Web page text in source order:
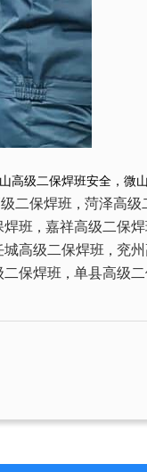
高级二保焊班安全，微
二保焊班 ， 菏泽高级
焊班 ， 嘉祥高级二保焊
城高级二保焊班 ， 兖
二保焊班 ， 单县高级